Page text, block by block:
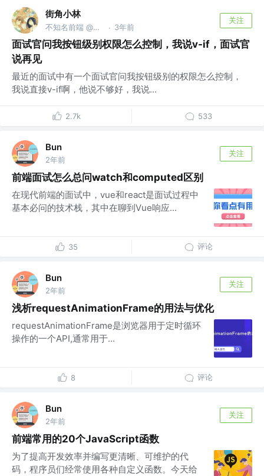
街角小林
不知名前端 @一个很体面的公司 · 3年前
关注
面试官问我按钮级别权限怎么控制，我说v-if，面试官
说再见
最近的面试中有一个面试官问我按钮级别的权限怎么控制，
我说直接v-if啊，他说不够好，我说...
2.7k 533
Bun
2年前
关注
前端面试怎么总问watch和computed区别
在现代前端的面试中，vue和react是面试过程中
基本必问的技术栈，其中在聊到Vue响应...
35 评论
Bun
2年前
关注
浅析requestAnimationFrame的用法与优化
requestAnimationFrame是浏览器用于定时循环
操作的一个API,通常用于...
8 评论
Bun
2年前
关注
前端常用的20个JavaScript函数
为了提高开发效率并编写更清晰、可维护的代
码，程序员们经常使用各种自定义函数。今天给